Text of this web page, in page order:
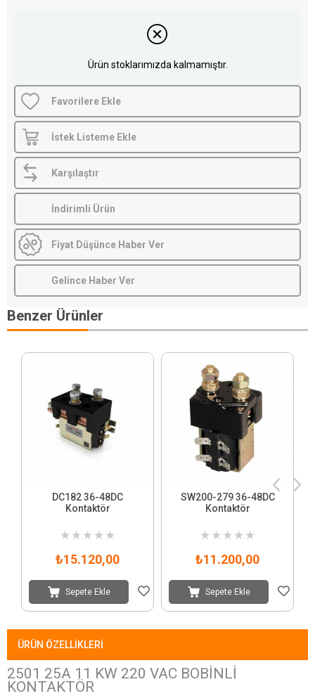
Ürün stoklarımızda kalmamıştır.
Favorilere Ekle
İstek Listeme Ekle
Karşılaştır
İndirimli Ürün
Fiyat Düşünce Haber Ver
Gelince Haber Ver
Benzer Ürünler
DC182 36-48DC
Kontaktör
★ ★ ★ ★ ★
₺15.120,00
Sepete Ekle
SW200-279 36-48DC
Kontaktör
★ ★ ★ ★ ★
₺11.200,00
Sepete Ekle
ÜRÜN ÖZELLIKLERI
2501 25A 11 KW 220 VAC BOBİNLİ
KONTAKTÖR